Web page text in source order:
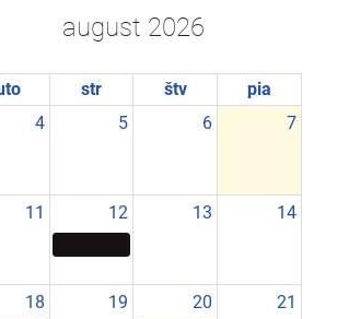
august 2026
str štv
pia
4 5 6 7
11 12 13 14
18 19 20 21